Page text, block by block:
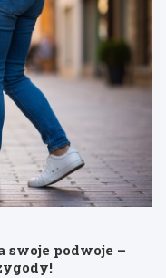
swoje podwoje –